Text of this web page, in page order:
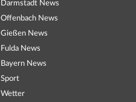
Darmstadt News
Offenbach News
Gießen News
Fulda News
Bayern News
Sport
Wetter